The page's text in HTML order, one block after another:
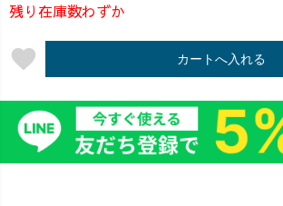
ています🎨✨
一点一点、
丁寧に染めて仕
上げますので、
首を長〜くして
楽しみにお待ち
くださいね🦒💓
#UZUiRO #田舎
不可⚠️ 「上手
くいくまで、と
ことんやる！」
——これが
UZUiROの社
風。 PDCA？
いいえ、私たち
残り在庫数わずか
favorite カートへ入れる